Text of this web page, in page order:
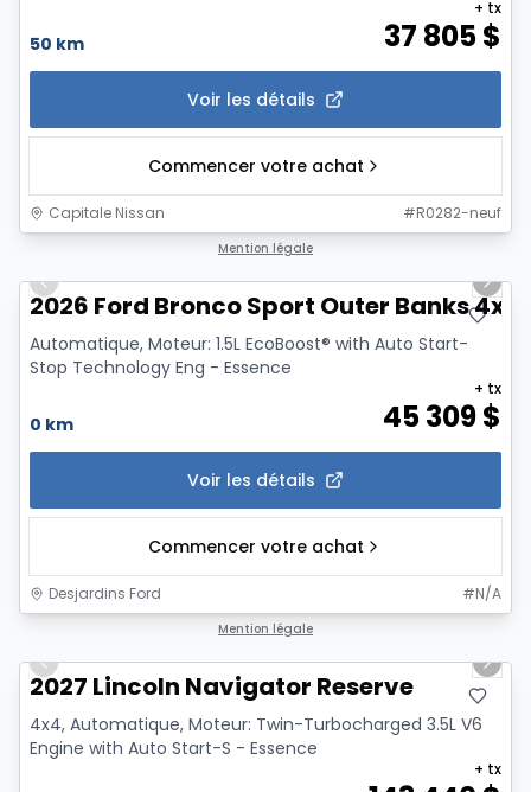
50 km 37 805$
+ tx
Voir les détails
Commencer votre achat
Capitale Nissan #R0282-neuf
Mention légale
Previous slide
Next
2026 Ford Bronco Sport Outer Banks 4x4
Automatique, Moteur: 1.5L EcoBoost® with Auto Start-
Stop Technology Eng - Essence
0 km 45 309$
+ tx
Voir les détails
Commencer votre achat
Desjardins Ford #N/A
Mention légale
Previous slide
Next
2027 Lincoln Navigator Reserve
4x4, Automatique, Moteur: Twin-Turbocharged 3.5L V6
Engine with Auto Start-S - Essence
+ tx